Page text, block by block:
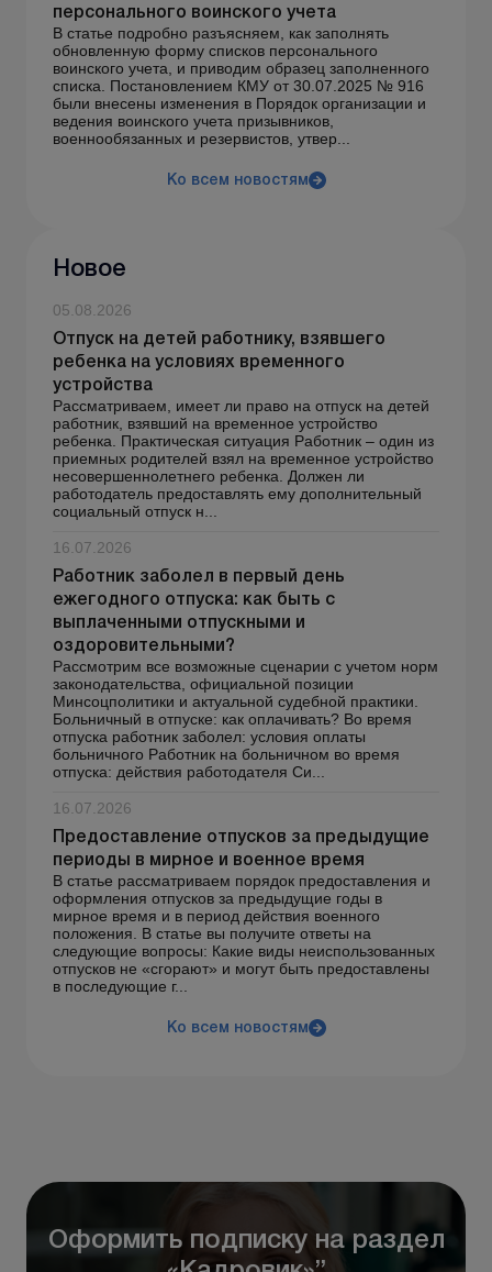
персонального воинского учета
В статье подробно разъясняем, как заполнять
обновленную форму списков персонального
воинского учета, и приводим образец заполненного
списка. Постановлением КМУ от 30.07.2025 № 916
были внесены изменения в Порядок организации и
ведения воинского учета призывников,
военнообязанных и резервистов, утвер...
Ко всем новостям
Новое
05.08.2026
Отпуск на детей работнику, взявшего
ребенка на условиях временного
устройства
Рассматриваем, имеет ли право на отпуск на детей
работник, взявший на временное устройство
ребенка. Практическая ситуация Работник – один из
приемных родителей взял на временное устройство
несовершеннолетнего ребенка. Должен ли
работодатель предоставлять ему дополнительный
социальный отпуск н...
16.07.2026
Работник заболел в первый день
ежегодного отпуска: как быть с
выплаченными отпускными и
оздоровительными?
Рассмотрим все возможные сценарии с учетом норм
законодательства, официальной позиции
Минсоцполитики и актуальной судебной практики.
Больничный в отпуске: как оплачивать? Во время
отпуска работник заболел: условия оплаты
больничного Работник на больничном во время
отпуска: действия работодателя Си...
16.07.2026
Предоставление отпусков за предыдущие
периоды в мирное и военное время
В статье рассматриваем порядок предоставления и
оформления отпусков за предыдущие годы в
мирное время и в период действия военного
положения. В статье вы получите ответы на
следующие вопросы: Какие виды неиспользованных
отпусков не «сгорают» и могут быть предоставлены
в последующие г...
Ко всем новостям
Оформить подписку на раздел